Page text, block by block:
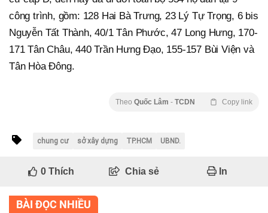
công trình, gồm: 128 Hai Bà Trưng, 23 Lý Tự Trọng, 6 bis
Nguyễn Tất Thành, 40/1 Tân Phước, 47 Long Hưng, 170-
171 Tân Châu, 440 Trần Hưng Đạo, 155-157 Bùi Viện và
Tân Hòa Đông.
Theo Quốc Lâm - TCDN Copy link
chung cư sở xây dựng TP.HCM UBND.
0Thích Chia sẻ In
BÀI ĐỌC NHIỀU